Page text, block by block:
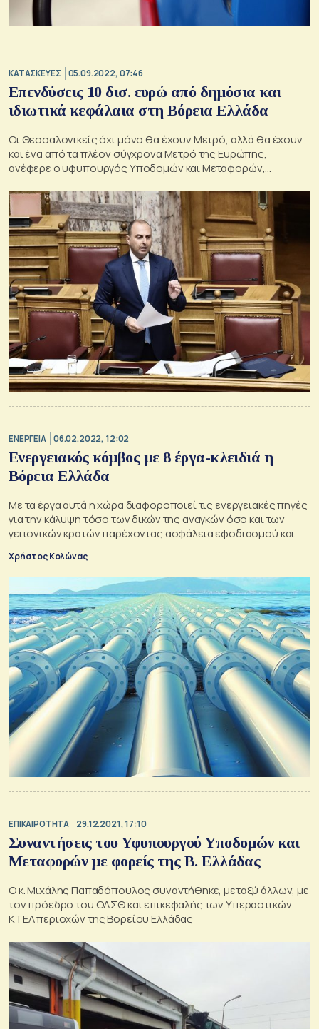
ΚΑΤΑΣΚΕΥΕΣ 05.09.2022, 07:46
Επενδύσεις 10 δισ. ευρώ από δημόσια και
ιδιωτικά κεφάλαια στη Βόρεια Ελλάδα
Οι Θεσσαλονικείς όχι μόνο θα έχουν Μετρό, αλλά θα έχουν
και ένα από τα πλέον σύγχρονα Μετρό της Ευρώπης,
ανέφερε ο υφυπουργός Υποδομών και Μεταφορών,
ΕΝΕΡΓΕΙΑ 06.02.2022, 12:02
Ενεργειακός κόμβος με 8 έργα-κλειδιά η
Βόρεια Ελλάδα
Με τα έργα αυτά η χώρα διαφοροποιεί τις ενεργειακές πηγές
για την κάλυψη τόσο των δικών της αναγκών όσο και των
γειτονικών κρατών παρέχοντας ασφάλεια εφοδιασμού και
Χρήστος Κολώνας
ΕΠΙΚΑΙΡΟΤΗΤΑ 29.12.2021, 17:10
Συναντήσεις του Υφυπουργού Υποδομών και
Μεταφορών με φορείς της Β. Ελλάδας
Ο κ. Μιχάλης Παπαδόπουλος συναντήθηκε, μεταξύ άλλων, με
τον πρόεδρο του ΟΑΣΘ και επικεφαλής των Υπεραστικών
ΚΤΕΛ περιοχών της Βορείου Ελλάδας